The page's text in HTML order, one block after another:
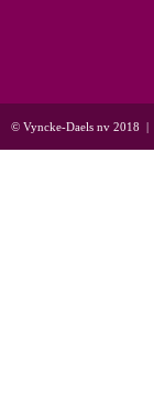
© Vyncke-Daels nv 2018 |